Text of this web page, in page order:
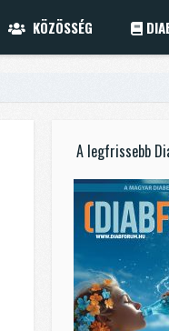
KÖZÖSSÉG
A legfrissebb